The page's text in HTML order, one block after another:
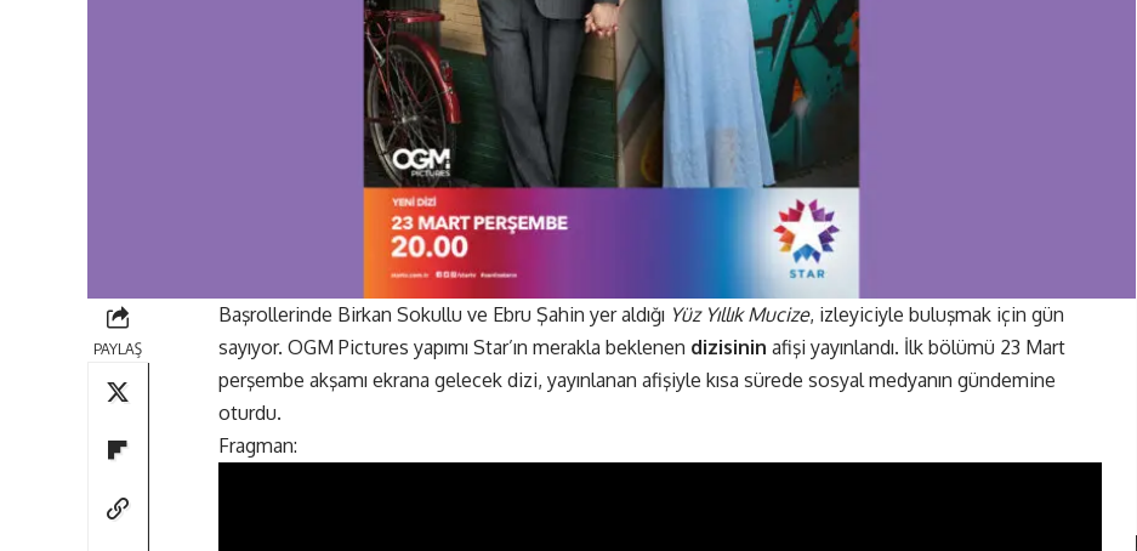
PAYLAŞ
Başrollerinde Birkan Sokullu ve Ebru Şahin yer aldığı Yüz Yıllık Mucize, izleyiciyle buluşmak için gün
sayıyor. OGM Pictures yapımı Star’ın merakla beklenen dizisinin afişi yayınlandı. İlk bölümü 23 Mart
perşembe akşamı ekrana gelecek dizi, yayınlanan afişiyle kısa sürede sosyal medyanın gündemine
oturdu.
Fragman: